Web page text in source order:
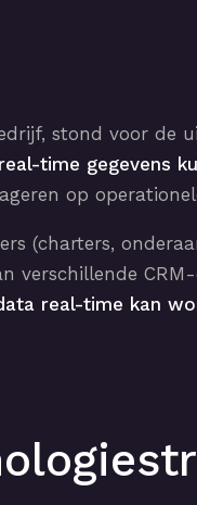
stond voor de
real-time gegevens
op
(charters,
verschillende
real-time kan